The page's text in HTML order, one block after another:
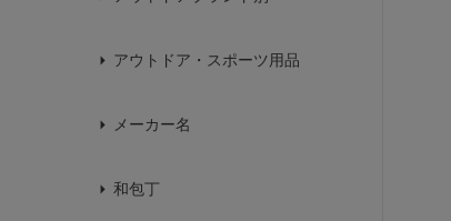
アウトドア・スポーツ用品
メーカー名
和包丁